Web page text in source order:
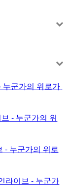
누군가의 위로가
- 누군가의 위
- 누군가의 위로
라이브 - 누군가